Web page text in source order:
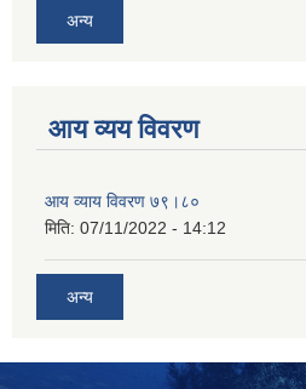
अन्य
आय व्यय विवरण
आय व्याय विवरण ७९।८०
मिति: 07/11/2022 - 14:12
अन्य